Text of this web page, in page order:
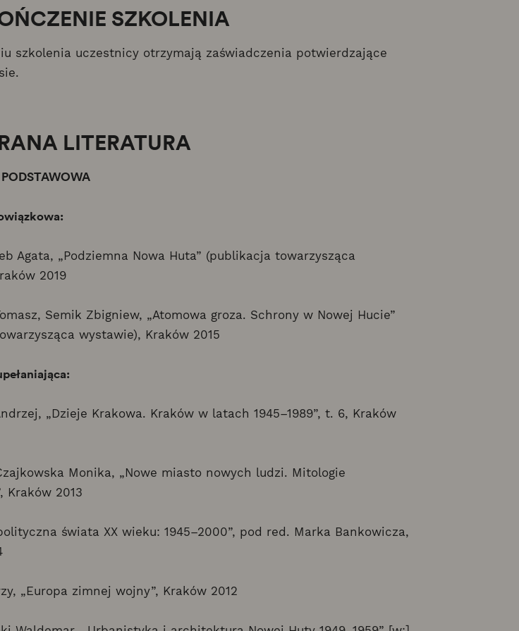
SZKOLENIA
szkolenia uczestnicy otrzymają zaświadczenia potwierdzające
LITERATURA
Agata, „Podziemna Nowa Huta” (publikacja towarzysząca
2019
Semik Zbigniew, „Atomowa groza. Schrony w Nowej Hucie”
wystawie), Kraków 2015
„Dzieje Krakowa. Kraków w latach 1945–1989”, t. 6, Kraków
Monika, „Nowe miasto nowych ludzi. Mitologie
Kraków 2013
świata XX wieku: 1945–2000”, pod red. Marka Bankowicza,
„Europa zimnej wojny”, Kraków 2012